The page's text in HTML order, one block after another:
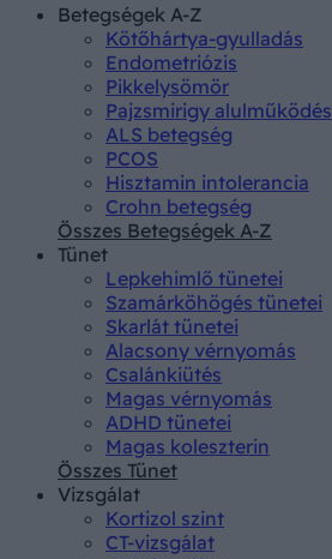
Betegségek A-Z
Kötőhártya-gyulladás
Endometriózis
Pikkelysömör
Pajzsmirigy alulműködés
ALS betegség
PCOS
Hisztamin intolerancia
Crohn betegség
Összes Betegségek A-Z
Tünet
Lepkehimlő tünetei
Szamárköhögés tünetei
Skarlát tünetei
Alacsony vérnyomás
Csalánkiütés
Magas vérnyomás
ADHD tünetei
Magas koleszterin
Összes Tünet
Vizsgálat
Kortizol szint
CT-vizsgálat